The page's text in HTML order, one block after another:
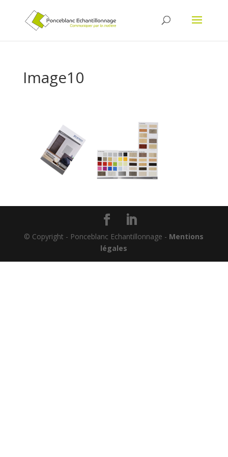
Image10
© Copyright - Ponceblanc Echantillonnage - Mentions
légales